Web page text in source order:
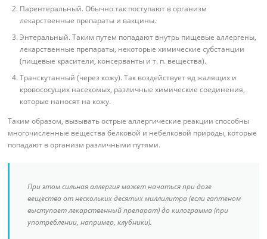
Парентеральный. Обычно так поступают в организм
лекарственные препараты и вакцины.
Энтеральный. Таким путем попадают внутрь пищевые аллергены,
лекарственные препараты, некоторые химические субстанции
(пищевые красители, консерванты и т. п. вещества).
Транскутанный (через кожу). Так воздействует яд жалящих и
кровососущих насекомых, различные химические соединения,
которые наносят на кожу.
Таким образом, вызывать острые аллергические реакции способны
многочисленные вещества белковой и небелковой природы, которые
попадают в организм различными путями.
При этом сильная аллергия может начаться при дозе
вещества от нескольких десятых миллилитра (если гаптеном
выступает лекарственный препарат) до килограмма (при
употреблении, например, клубники).